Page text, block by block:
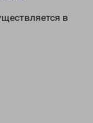
в